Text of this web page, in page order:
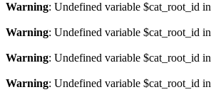
Warning: Undefined variable $cat_root_id in
Warning: Undefined variable $cat_root_id in
Warning: Undefined variable $cat_root_id in
Warning: Undefined variable $cat_root_id in